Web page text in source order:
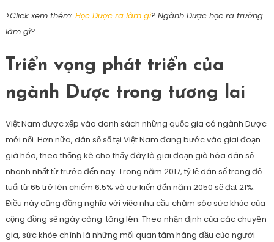
>Click xem thêm: Học Dược ra làm gì? Ngành Dược học ra trường
làm gì?
Triển vọng phát triển của
ngành Dược trong tương lai
Việt Nam được xếp vào danh sách những quốc gia có ngành Dược
mới nổi. Hơn nữa, dân số số tại Việt Nam đang bước vào giai đoạn
già hóa, theo thống kê cho thấy đây là giai đoạn già hóa dân số
nhanh nhất từ trước đến nay. Trong năm 2017, tỷ lệ dân số trong độ
tuổi từ 65 trở lên chiếm 6.5% và dự kiến đến năm 2050 sẽ đạt 21%.
Điều này cũng đồng nghĩa với việc nhu cầu chăm sóc sức khỏe của
cộng đồng sẽ ngày càng tăng lên. Theo nhận định của các chuyên
gia, sức khỏe chính là những mối quan tâm hàng đầu của người